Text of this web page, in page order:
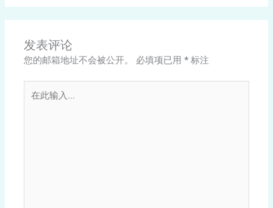
发表评论
您的邮箱地址不会被公开。 必填项已用* 标注